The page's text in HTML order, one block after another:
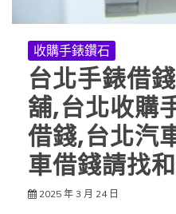
收購手錶鑽石
台北手錶借
舖,台北收購
借錢,台北汽
車借錢請找
2025 年 3 月 24 日